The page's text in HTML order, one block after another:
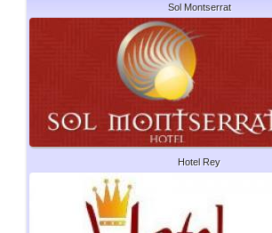
Sol Montserrat
Hotel Rey